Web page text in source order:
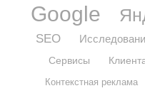
Google
SEO
Сервисы
Контекстная реклама